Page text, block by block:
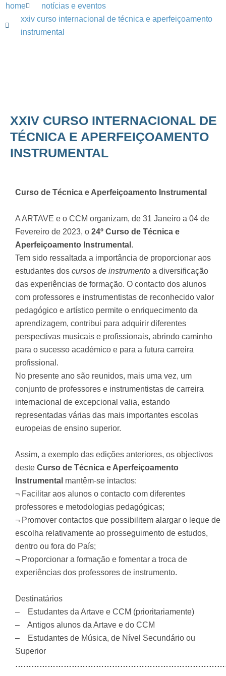
home
notícias e eventos
xxiv curso internacional de técnica e aperfeiçoamento
instrumental
XXIV CURSO INTERNACIONAL DE
TÉCNICA E APERFEIÇOAMENTO
INSTRUMENTAL
Curso de Técnica e Aperfeiçoamento Instrumental
A ARTAVE e o CCM organizam, de 31 Janeiro a 04 de
Fevereiro de 2023, o 24º Curso de Técnica e
Aperfeiçoamento Instrumental .
Tem sido ressaltada a importância de proporcionar aos
estudantes dos cursos de instrumento a diversificação
das experiências de formação. O contacto dos alunos
com professores e instrumentistas de reconhecido valor
pedagógico e artístico permite o enriquecimento da
aprendizagem, contribui para adquirir diferentes
perspectivas musicais e profissionais, abrindo caminho
para o sucesso académico e para a futura carreira
profissional.
No presente ano são reunidos, mais uma vez, um
conjunto de professores e instrumentistas de carreira
internacional de excepcional valia, estando
representadas várias das mais importantes escolas
europeias de ensino superior.
Assim, a exemplo das edições anteriores, os objectivos
deste Curso de Técnica e Aperfeiçoamento
Instrumental mantêm-se intactos:
¬ Facilitar aos alunos o contacto com diferentes
professores e metodologias pedagógicas;
¬ Promover contactos que possibilitem alargar o leque de
escolha relativamente ao prosseguimento de estudos,
dentro ou fora do País;
¬ Proporcionar a formação e fomentar a troca de
experiências dos professores de instrumento.
Destinatários
– Estudantes da Artave e CCM (prioritariamente)
– Antigos alunos da Artave e do CCM
– Estudantes de Música, de Nível Secundário ou
Superior